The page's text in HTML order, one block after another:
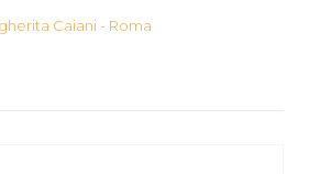
Caiani - Roma